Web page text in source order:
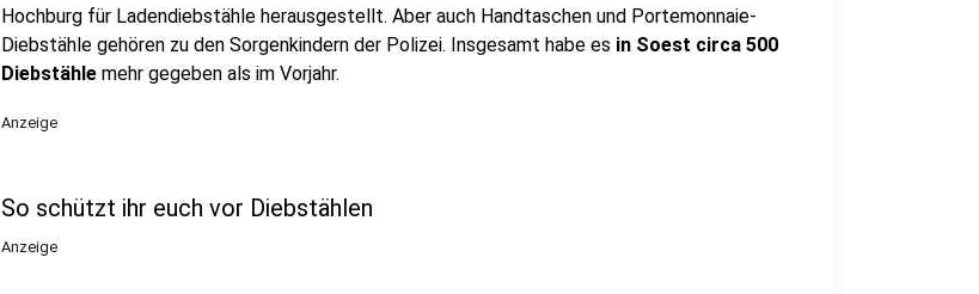
Hochburg für Ladendiebstähle herausgestellt. Aber auch Handtaschen und Portemonnaie-
Diebstähle gehören zu den Sorgenkindern der Polizei. Insgesamt habe es in Soest circa 500
Diebstähle mehr gegeben als im Vorjahr.
Anzeige
So schützt ihr euch vor Diebstählen
Anzeige